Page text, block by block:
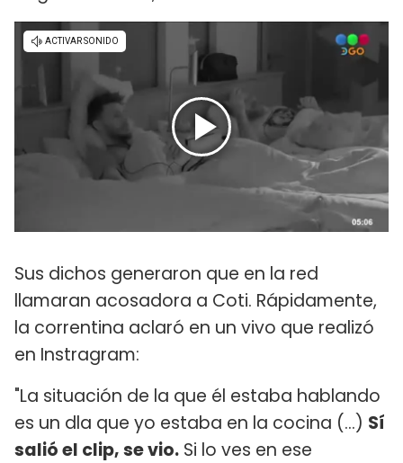
Sus dichos generaron que en la red
llamaran acosadora a Coti. Rápidamente,
la correntina aclaró en un vivo que realizó
en Instragram:
"La situación de la que él estaba hablando
es un dla que yo estaba en la cocina (...) Sí
salió el clip, se vio. Si lo ves en ese